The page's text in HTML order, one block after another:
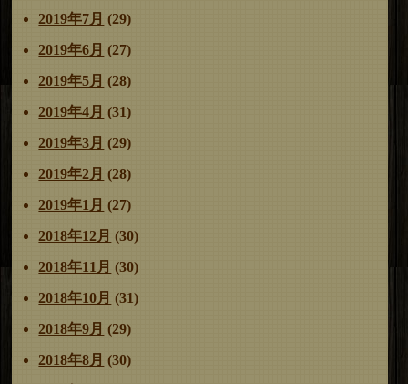
2019年7月 (29)
2019年6月 (27)
2019年5月 (28)
2019年4月 (31)
2019年3月 (29)
2019年2月 (28)
2019年1月 (27)
2018年12月 (30)
2018年11月 (30)
2018年10月 (31)
2018年9月 (29)
2018年8月 (30)